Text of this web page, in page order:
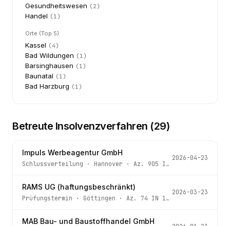
Gesundheitswesen (2)
Handel (1)
Orte (Top 5)
Kassel (4)
Bad Wildungen (1)
Barsinghausen (1)
Baunatal (1)
Bad Harzburg (1)
Betreute Insolvenzverfahren (29)
Impuls Werbeagentur GmbH
Schlussverteilung · Hannover · Az. 905 IN 109/22 - 6 -
2026-04-23
RAMS UG (haftungsbeschränkt)
Prüfungstermin · Göttingen · Az. 74 IN 138/25 GOE
2026-03-23
MAB Bau- und Baustoffhandel GmbH